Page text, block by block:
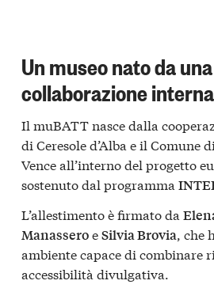
Un museo nato da una
collaborazione
Il muBATT nasce dalla
di Ceresole d’Alba e il Comune
Vence all’interno del progetto
sostenuto dal programma
L’allestimento è firmato da
ManasseroeSilvia Brovia, che
ambiente capace di combinare
accessibilità divulgativa.